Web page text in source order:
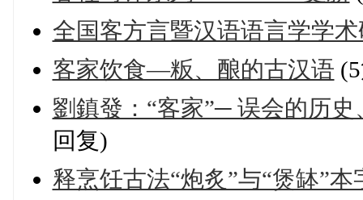
全国客方言暨汉语语言学学
客家饮食—粄、酿的古汉语
劉鎮發：“客家”─ 误会的历
回复)
释烹饪古法“炮炙”与“煲缽”本